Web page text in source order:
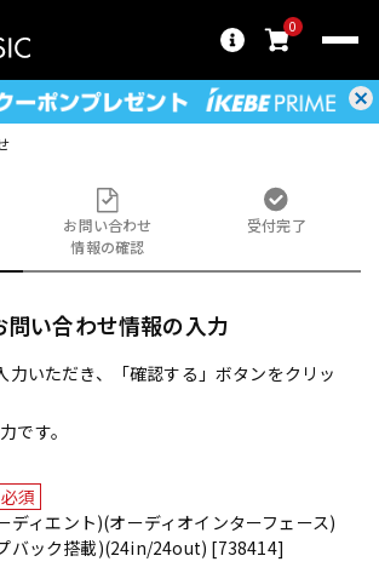
0
お問い合わせ
情報の確認
受付完了
問い合わせ情報の入力
力いただき、「確認する」ボタンをクリッ
です。
必須
ディエント)(オーディオインターフェース)
バック搭載)(24in/24out) [738414]